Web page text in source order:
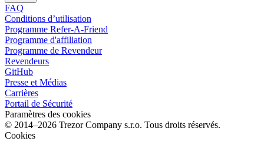
FAQ
Conditions d’utilisation
Programme Refer-A-Friend
Programme d'affiliation
Programme de Revendeur
Revendeurs
GitHub
Presse et Médias
Carrières
Portail de Sécurité
Paramètres des cookies
© 2014–2026 Trezor Company s.r.o. Tous droits réservés.
Cookies